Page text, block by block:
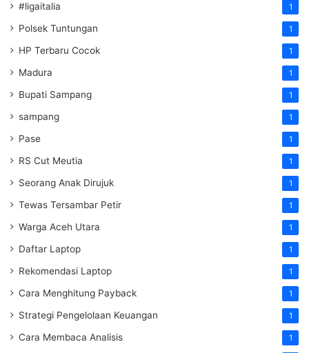
#ligaitalia 1
Polsek Tuntungan 1
HP Terbaru Cocok 1
Madura 1
Bupati Sampang 1
sampang 1
Pase 1
RS Cut Meutia 1
Seorang Anak Dirujuk 1
Tewas Tersambar Petir 1
Warga Aceh Utara 1
Daftar Laptop 1
Rekomendasi Laptop 1
Cara Menghitung Payback 1
Strategi Pengelolaan Keuangan 1
Cara Membaca Analisis 1